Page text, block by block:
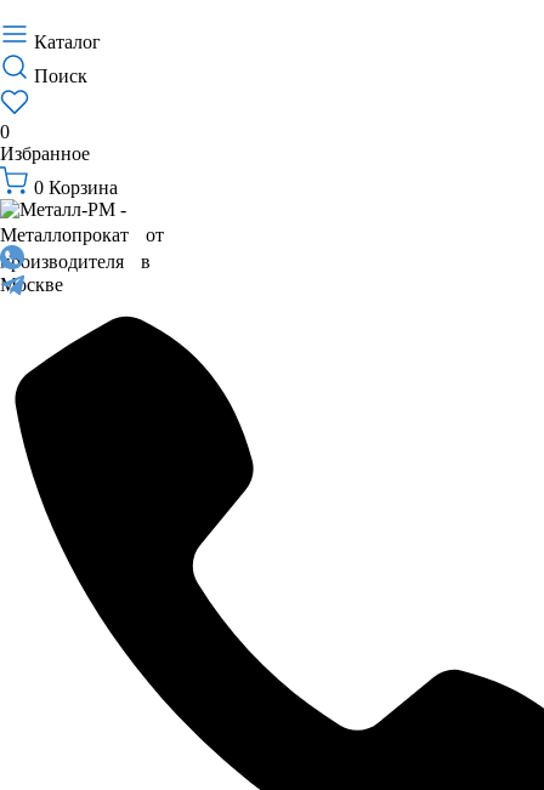
Каталог
Поиск
0
Избранное
0 Корзина